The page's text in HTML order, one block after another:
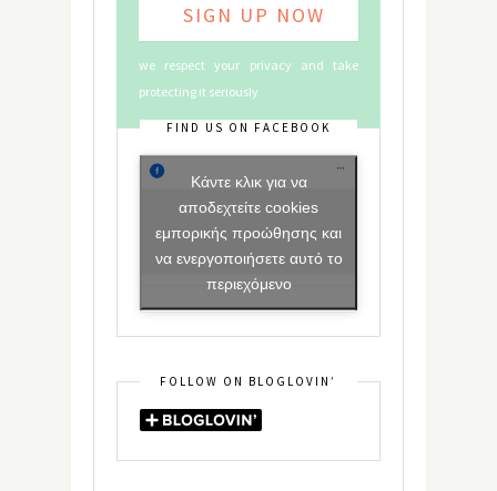
we respect your privacy and take
protecting it seriously
FIND US ON FACEBOOK
Κάντε κλικ για να
αποδεχτείτε cookies
εμπορικής προώθησης και
να ενεργοποιήσετε αυτό το
περιεχόμενο
FOLLOW ON BLOGLOVIN’